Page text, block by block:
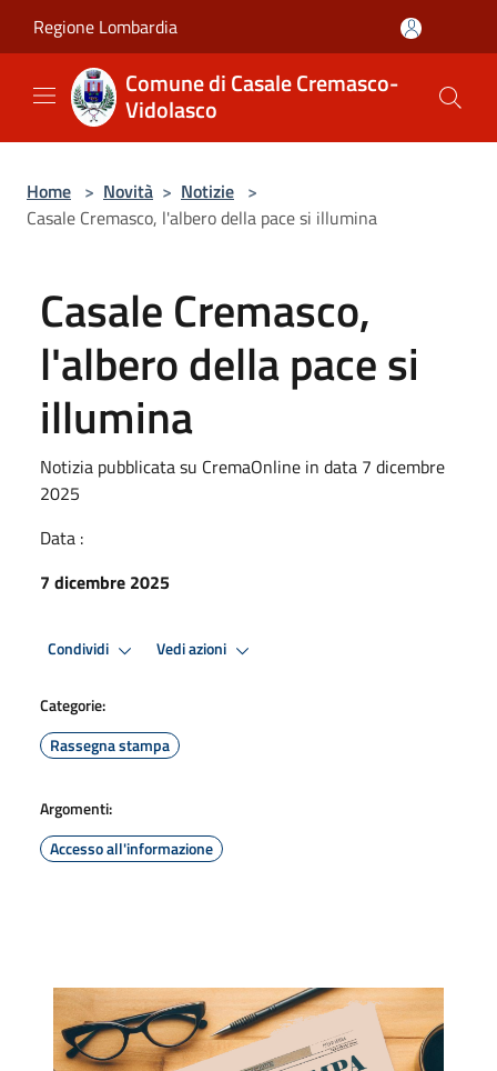
Regione Lombardia
Comune di Casale Cremasco-
Vidolasco
Home > Novità > Notizie >
Casale Cremasco, l'albero della pace si illumina
Casale Cremasco,
l'albero della pace si
illumina
Notizia pubblicata su CremaOnline in data 7 dicembre
2025
Data :
7 dicembre 2025
Condividi Vedi azioni
Categorie:
Rassegna stampa
Argomenti:
Accesso all'informazione